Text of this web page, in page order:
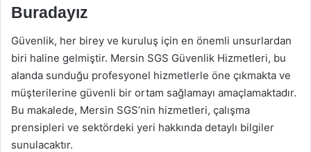
Buradayız
Güvenlik, her birey ve kuruluş için en önemli unsurlardan
biri haline gelmiştir. Mersin SGS Güvenlik Hizmetleri, bu
alanda sunduğu profesyonel hizmetlerle öne çıkmakta ve
müşterilerine güvenli bir ortam sağlamayı amaçlamaktadır.
Bu makalede, Mersin SGS’nin hizmetleri, çalışma
prensipleri ve sektördeki yeri hakkında detaylı bilgiler
sunulacaktır.